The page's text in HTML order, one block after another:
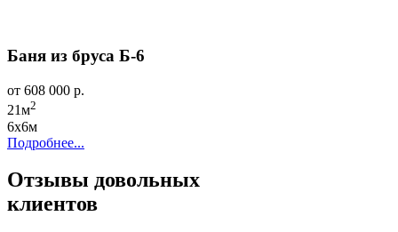
Баня из бруса Б-6
от 608 000 р.
21м2
6х6м
Подробнее...
Отзывы довольных
клиентов